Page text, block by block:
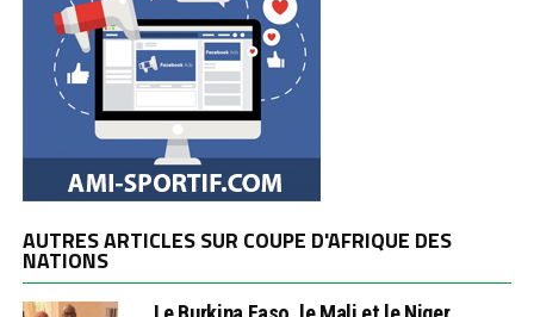
AUTRES ARTICLES SUR COUPE D'AFRIQUE DES
NATIONS